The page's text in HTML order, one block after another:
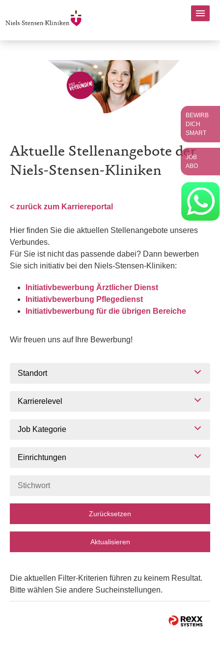
Aktuelle Stellenangebote der
Niels-Stensen-Kliniken
< zurück zum Karriereportal
Hier finden Sie die aktuellen Stellenangebote unseres
Verbundes.
Für Sie ist nicht das passende dabei? Dann bewerben
Sie sich initiativ bei den Niels-Stensen-Kliniken:
Initiativbewerbung Ärztlicher Dienst
Initiativbewerbung Pflegedienst
Initiativbewerbung für die übrigen Bereiche
Wir freuen uns auf Ihre Bewerbung!
Standort
Karrierelevel
Job Kategorie
Einrichtungen
Zurücksetzen
Aktualisieren
Die aktuellen Filter-Kriterien führen zu keinem Resultat.
Bitte wählen Sie andere Sucheinstellungen.
BEWIRB
DICH
SMART
JOB
ABO